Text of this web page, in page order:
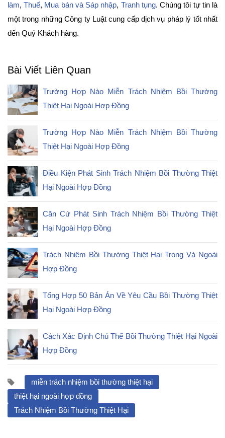
làm,Thuế, Mua bán và Sáp nhập, Tranh tụng. Chúng tôi tự tin là
một trong những Công ty Luật cung cấp dịch vụ pháp lý tốt nhất
đến Quý Khách hàng.
Bài Viết Liên Quan
Trường Hợp Nào Miễn Trách Nhiệm Bồi Thường
Thiệt Hại Ngoài Hợp Đồng
Trường Hợp Nào Miễn Trách Nhiệm Bồi Thường
Thiệt Hại Ngoài Hợp Đồng
Điều Kiện Phát Sinh Trách Nhiệm Bồi Thường Thiệt
Hại Ngoài Hợp Đồng
Căn Cứ Phát Sinh Trách Nhiệm Bồi Thường Thiệt
Hại Ngoài Hợp Đồng
Trách Nhiệm Bồi Thường Thiệt Hại Trong Và Ngoài
Hợp Đồng
Tổng Hợp 50 Bản Án Về Yêu Cầu Bồi Thường Thiệt
Hại Ngoài Hợp Đồng
Cách Xác Định Chủ Thể Bồi Thường Thiệt Hại Ngoài
Hợp Đồng
miễn trách nhiệm bồi thường thiệt hại
thiệt hại ngoài hợp đồng
Trách Nhiệm Bồi Thường Thiệt Hại